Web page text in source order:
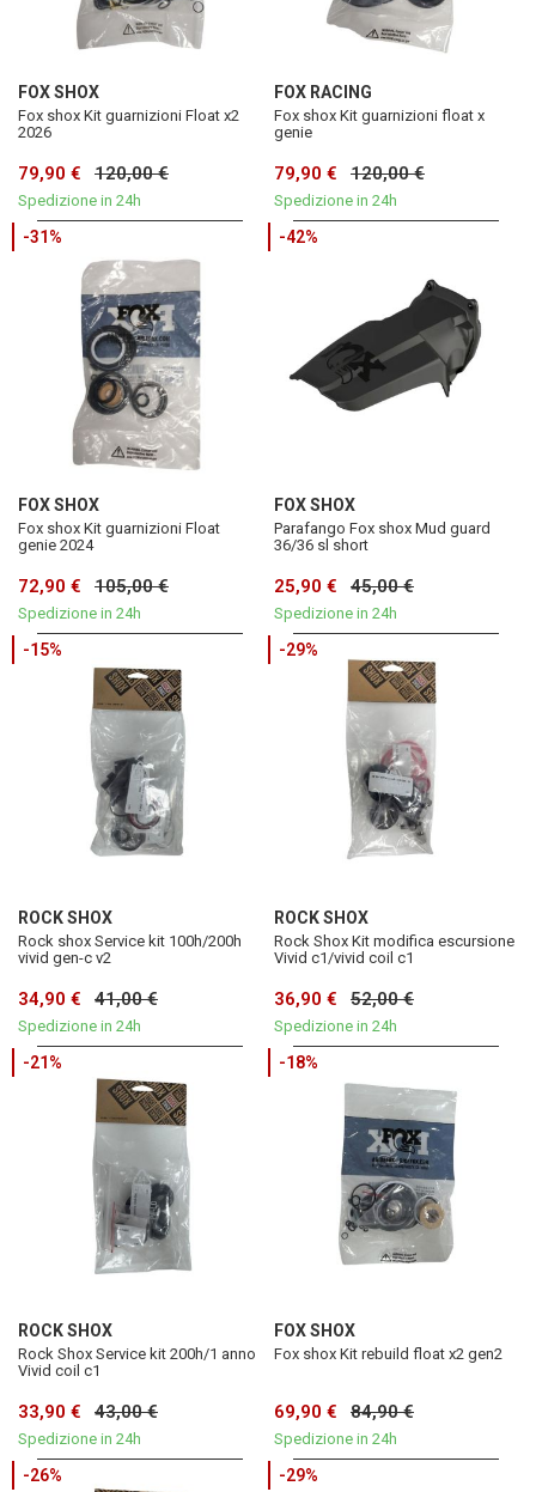
FOX SHOX
Fox shox Kit guarnizioni Float x2
2026
79,90 € 120,00 €
Spedizione in 24h
FOX RACING
Fox shox Kit guarnizioni float x
genie
79,90 € 120,00 €
Spedizione in 24h
-31%
FOX SHOX
Fox shox Kit guarnizioni Float
genie 2024
72,90 € 105,00 €
Spedizione in 24h
-42%
FOX SHOX
Parafango Fox shox Mud guard
36/36 sl short
25,90 € 45,00 €
Spedizione in 24h
-15%
ROCK SHOX
Rock shox Service kit 100h/200h
vivid gen-c v2
34,90 € 41,00 €
Spedizione in 24h
-29%
ROCK SHOX
Rock Shox Kit modifica escursione
Vivid c1/vivid coil c1
36,90 € 52,00 €
Spedizione in 24h
-21%
ROCK SHOX
Rock Shox Service kit 200h/1 anno
Vivid coil c1
33,90 € 43,00 €
Spedizione in 24h
-18%
FOX SHOX
Fox shox Kit rebuild float x2 gen2
69,90 € 84,90 €
Spedizione in 24h
-26% -29%